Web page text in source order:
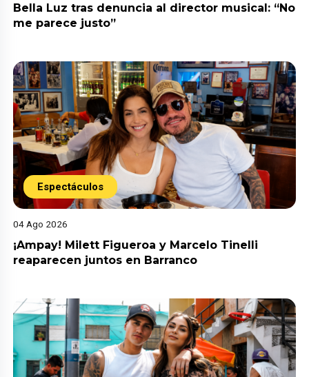
Bella Luz tras denuncia al director musical: “No
me parece justo”
Espectáculos
04 Ago 2026
¡Ampay! Milett Figueroa y Marcelo Tinelli
reaparecen juntos en Barranco